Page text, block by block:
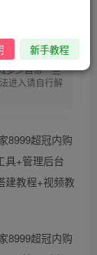
能确保安卓正
多少自带一些
进入请自行解
新手教程